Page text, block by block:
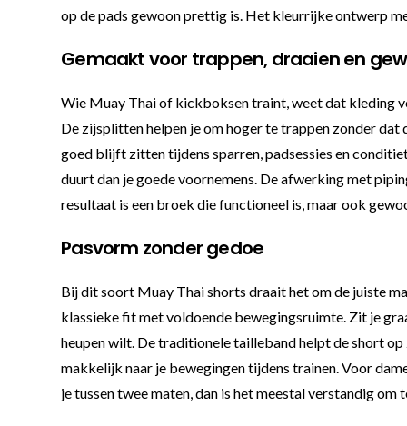
op de pads gewoon prettig is. Het kleurrijke ontwerp
Gemaakt voor trappen, draaien en
Wie Muay Thai of kickboksen traint, weet dat kleding
De zijsplitten helpen je om hoger te trappen zonder
goed blijft zitten tijdens sparren, padsessies en
duurt dan je goede voornemens. De afwerking met
resultaat is een broek die functioneel is, maar ook
Pasvorm zonder gedoe
Bij dit soort Muay Thai shorts draait het om de juiste
klassieke fit met voldoende bewegingsruimte. Zit je
heupen wilt. De traditionele tailleband helpt de short
makkelijk naar je bewegingen tijdens trainen. Voor
je tussen twee maten, dan is het meestal verstandig